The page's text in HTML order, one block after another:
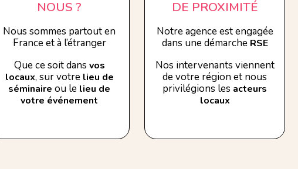
NOUS ?
Nous sommes partout en
France et à l’étranger
Que ce soit dans vos
locaux, sur votre lieu de
séminaire ou le lieu de
votre événement
DE PROXIMITÉ
Notre agence est engagée
dans une démarche RSE
Nos intervenants viennent
de votre région et nous
privilégions les acteurs
locaux